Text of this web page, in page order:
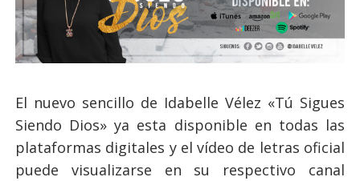
El nuevo sencillo de Idabelle Vélez «Tú Sigues
Siendo Dios» ya esta disponible en todas las
plataformas digitales y el vídeo de letras oficial
puede visualizarse en su respectivo canal